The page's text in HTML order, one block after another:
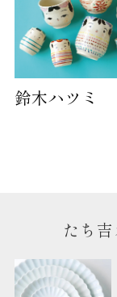
袋のサイ
す。
ご提供枚
天掛け包
ません。
※犬猫時計
鈴木ハツミ
たち